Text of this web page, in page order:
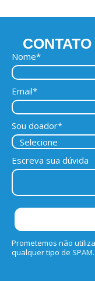
CONTATO
Nome*
Email*
Sou doador*
Escreva sua dúvida
Prometemos não
qualquer tipo de SPAM.